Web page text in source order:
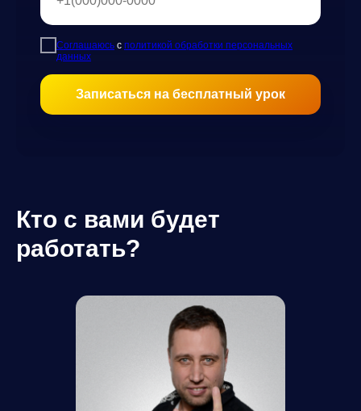
Соглашаюсь с политикой обработки персональных
данных
Записаться на бесплатный урок
Кто с вами будет
работать?